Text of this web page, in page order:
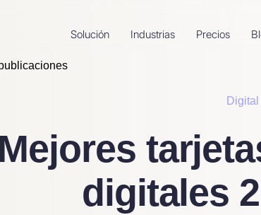
Solución Industrias Precios
Mejores
digitales